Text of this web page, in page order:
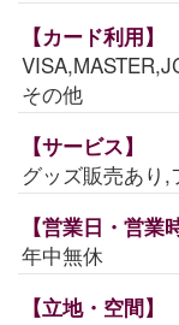
【カード利用】
その他
【サービス】
グッズ販売あり
【営業日・営業
年中無休
【立地・空間】